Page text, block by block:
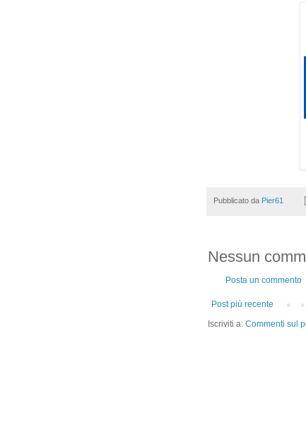
Pubblicato da Pier61
Nessun
Posta un commento
Post più recente
Iscriviti a: Commenti sul